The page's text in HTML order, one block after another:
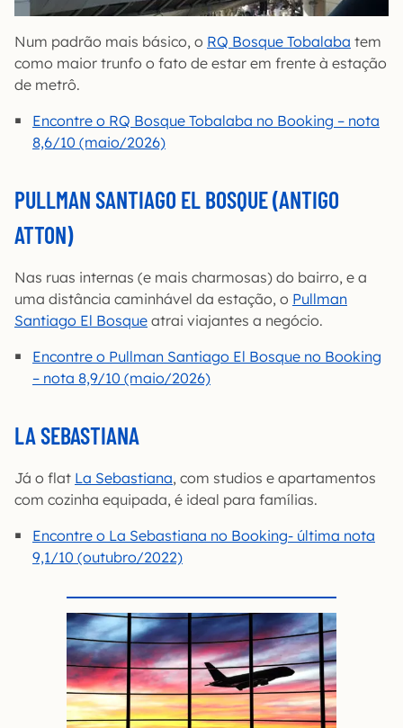
Num padrão mais básico, o RQ Bosque Tobalaba tem
como maior trunfo o fato de estar em frente à estação
de metrô.
Encontre o RQ Bosque Tobalaba no Booking – nota
8,6/10 (maio/2026)
PULLMAN SANTIAGO EL BOSQUE(ANTIGO
ATTON)
Nas ruas internas (e mais charmosas) do bairro, e a
uma distância caminhável da estação, o Pullman
Santiago El Bosque atrai viajantes a negócio.
Encontre o Pullman Santiago El Bosque no Booking
– nota 8,9/10 (maio/2026)
LA SEBASTIANA
Já o flat La Sebastiana, com studios e apartamentos
com cozinha equipada, é ideal para famílias.
Encontre o La Sebastiana no Booking- última nota
9,1/10 (outubro/2022)